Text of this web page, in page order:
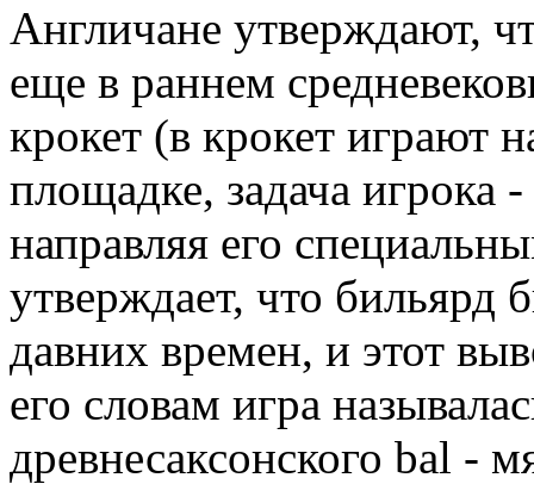
Англичане утверждают,
еще в раннем
крокет (в крокет играют
площадке, задача игрока
направляя его
утверждает, что бильярд
давних времен, и этот
его словам игра
древнесаксонского bal -